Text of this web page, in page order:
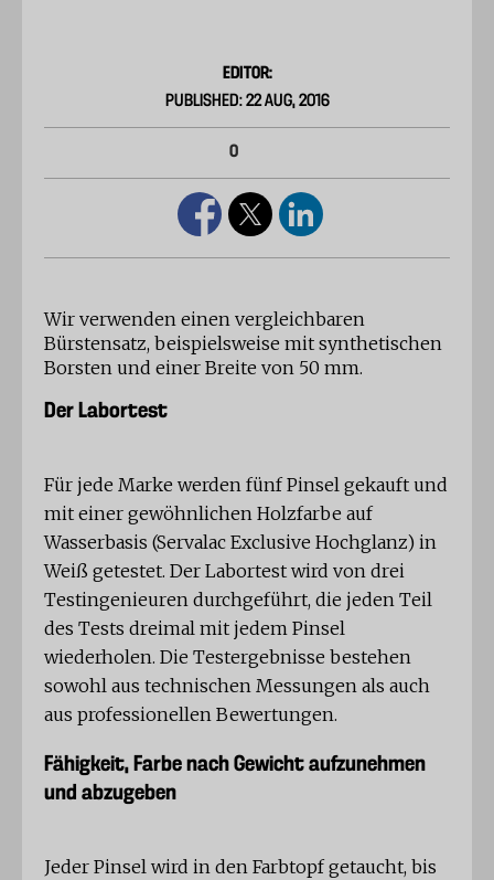
EDITOR:
PUBLISHED: 22 AUG, 2016
0
Wir verwenden einen vergleichbaren
Bürstensatz, beispielsweise mit synthetischen
Borsten und einer Breite von 50 mm.
Der Labortest
Für jede Marke werden fünf Pinsel gekauft und
mit einer gewöhnlichen Holzfarbe auf
Wasserbasis (Servalac Exclusive Hochglanz) in
Weiß getestet. Der Labortest wird von drei
Testingenieuren durchgeführt, die jeden Teil
des Tests dreimal mit jedem Pinsel
wiederholen. Die Testergebnisse bestehen
sowohl aus technischen Messungen als auch
aus professionellen Bewertungen.
Fähigkeit, Farbe nach Gewicht aufzunehmen
und abzugeben
Jeder Pinsel wird in den Farbtopf getaucht, bis